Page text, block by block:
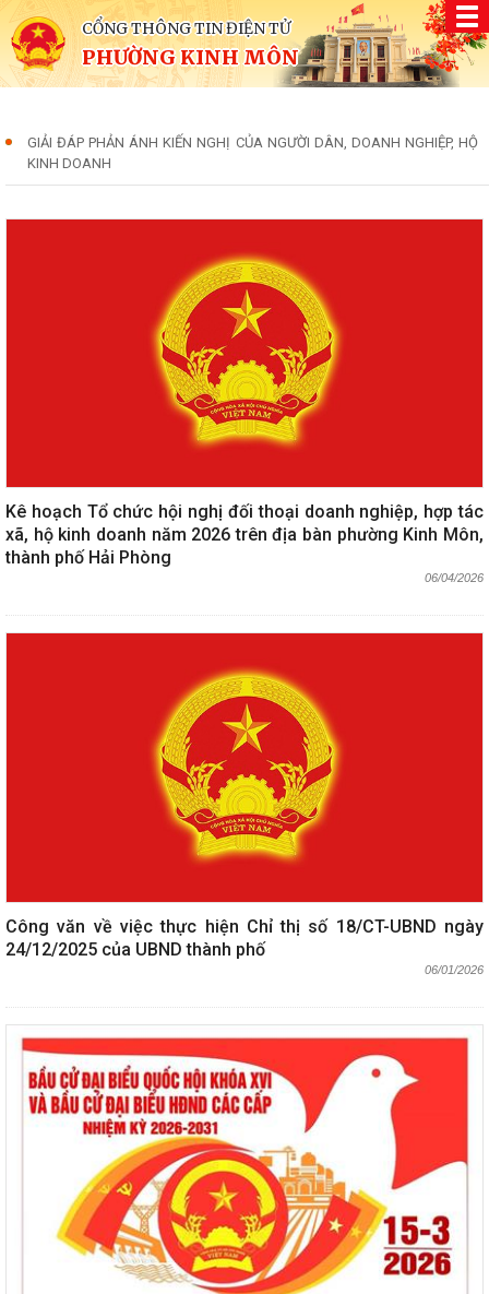
CỔNG THÔNG TIN ĐIỆN TỬ
PHƯỜNG KINH MÔN
GIẢI ĐÁP PHẢN ÁNH KIẾN NGHỊ CỦA NGƯỜI DÂN, DOANH NGHIỆP, HỘ
KINH DOANH
Kê hoạch Tổ chức hội nghị đối thoại doanh nghiệp, hợp tác
xã, hộ kinh doanh năm 2026 trên địa bàn phường Kinh Môn,
thành phố Hải Phòng
06/04/2026
Công văn về việc thực hiện Chỉ thị số 18/CT-UBND ngày
24/12/2025 của UBND thành phố
06/01/2026